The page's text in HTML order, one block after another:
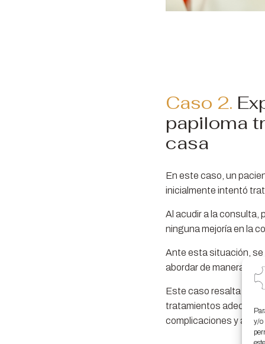
y/o
Caso 2.
papiloma
casa
En este caso, un
inicialmente intentó
Al acudir a la consulta,
ninguna mejoría en la
Ante esta situación, se
abordar de manera
Este caso resalta la
tratamientos
complicaciones y